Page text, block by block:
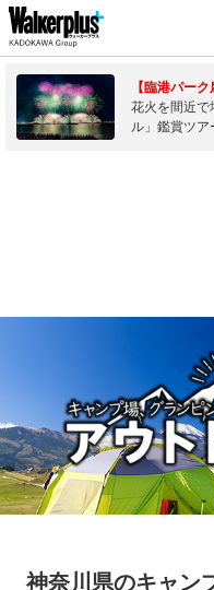
【臨港パー
花火を間近で
ル」鑑賞ツア
神奈川県のキャン